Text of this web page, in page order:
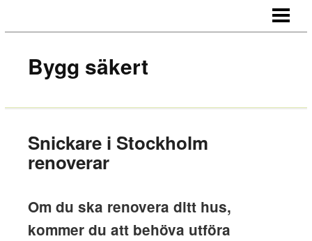
KONTAKT
Bygg säkert
Snickare i Stockholm
renoverar
Om du ska renovera ditt hus,
kommer du att behöva utföra